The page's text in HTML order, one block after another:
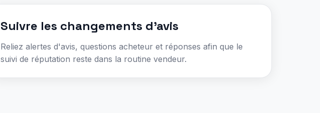
Suivre les changements d'avis
Reliez alertes d'avis, questions acheteur et réponses afin que le
suivi de réputation reste dans la routine vendeur.